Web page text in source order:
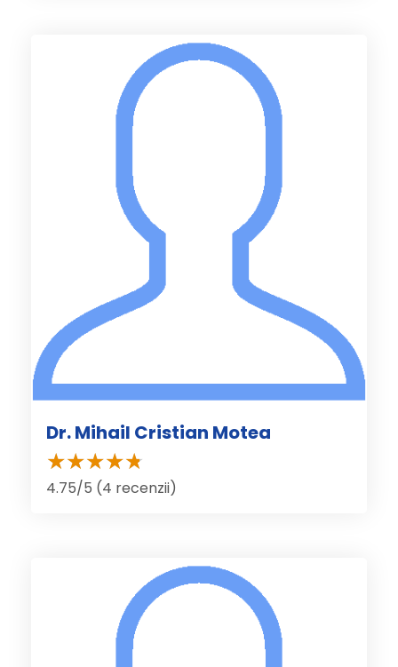
Dr. Mihail Cristian Motea
4.75/5 (4 recenzii)